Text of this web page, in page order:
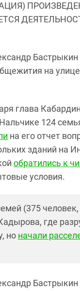
Бастрыкин
на
глава
124
на его отчет
зданий на
обратились к
условия.
(375
где
но начали